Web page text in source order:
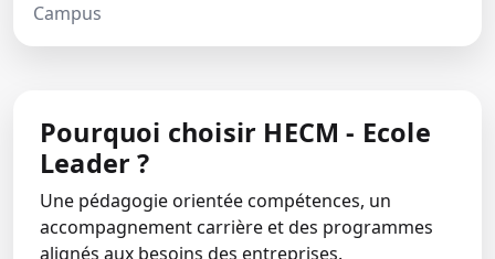
Campus
Pourquoi choisir HECM - Ecole
Leader ?
Une pédagogie orientée compétences, un
accompagnement carrière et des programmes
alignés aux besoins des entreprises.